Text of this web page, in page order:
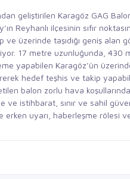
geliştirilen Karagöz GAG
Reyhanlı ilçesinin sıfır
ve üzerinde taşıdığı geniş
17 metre uzunluğunda, 430
yapabilen Karagöz’ün
hedef teşhis ve takip
balon zorlu hava
ve istihbarat, sınır ve sahil
erken uyarı, haberleşme